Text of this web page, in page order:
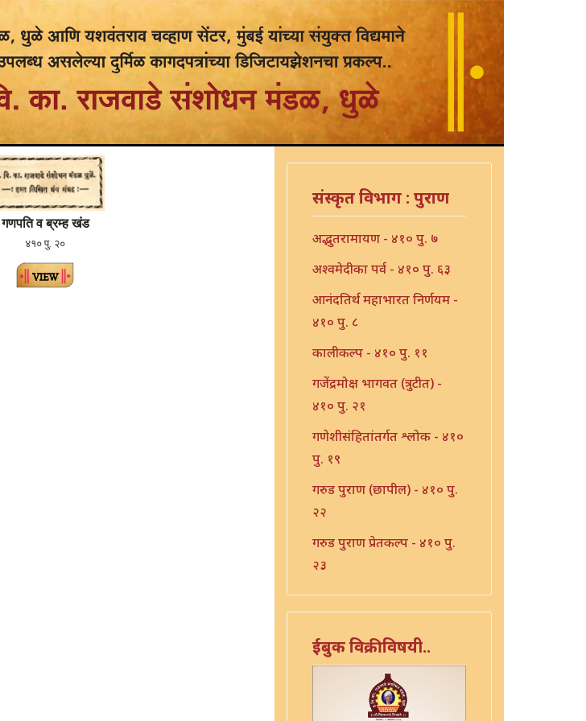
गणपति व ब्रम्ह खंड
४१० पु. २०
संस्कृत विभाग : पुराण
अद्भुतरामायण - ४१० पु. ७
अश्वमेदीका पर्व - ४१० पु. ६३
आनंदतिर्थ महाभारत निर्णयम -
४१० पु. ८
कालीकल्प - ४१० पु. ११
गजेंद्रमोक्ष भागवत (त्रुटीत) -
४१० पु. २१
गणेशीसंहितांतर्गत श्लोक - ४१०
पु. १९
गरुड पुराण (छापील) - ४१० पु.
२२
गरुड पुराण प्रेतकल्प - ४१० पु.
२३
चतुःश्लोकी भागवत - ४१० पु.
४३
चतुःश्लोकी भागवत - ४१० पु.
४४
पुतना विधानम - ४१० पु. ३०
ईबुक विक्रीविषयी..